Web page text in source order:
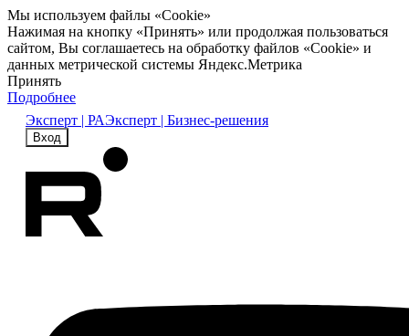
Мы используем файлы «Cookie»
Нажимая на кнопку «Принять» или продолжая пользоваться
сайтом, Вы соглашаетесь на обработку файлов «Cookie» и
данных метрической системы Яндекс.Метрика
Принять
Подробнее
Эксперт | РАЭксперт | Бизнес-решения
Вход